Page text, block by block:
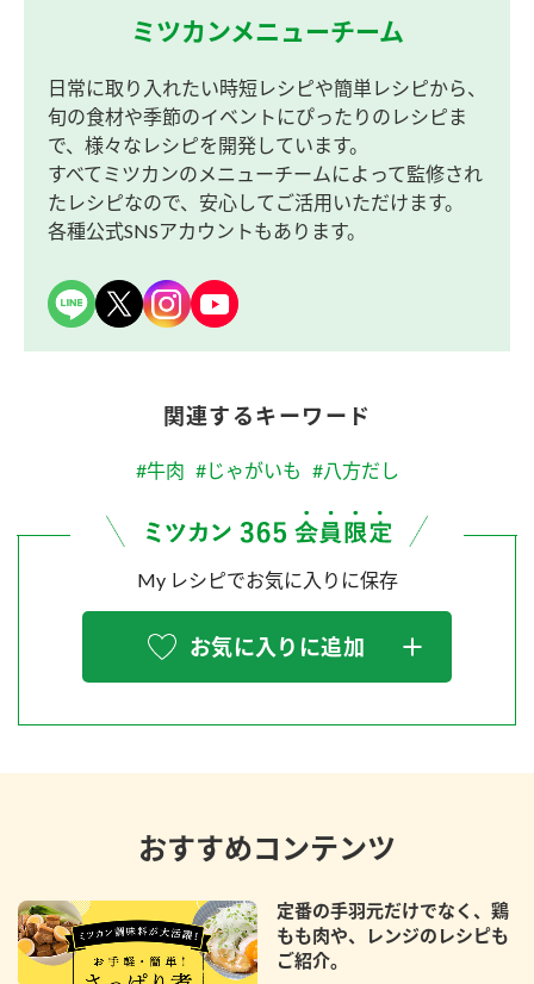
ミツカンメニューチーム
日常に取り入れたい時短レシピや簡単レシピから、
旬の食材や季節のイベントにぴったりのレシピま
で、様々なレシピを開発しています。
すべてミツカンのメニューチームによって監修され
たレシピなので、安心してご活用いただけます。
各種公式SNSアカウントもあります。
関連するキーワード
#牛肉 #じゃがいも #八方だし
My レシピでお気に入りに保存
お気に入りに追加
おすすめコンテンツ
定番の手羽元だけでなく、鶏
もも肉や、レンジのレシピも
ご紹介。